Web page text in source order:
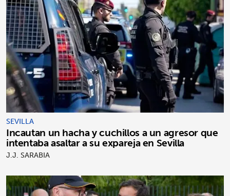
SEVILLA
Incautan un hacha y cuchillos a un agresor que
intentaba asaltar a su expareja en Sevilla
J.J. SARABIA